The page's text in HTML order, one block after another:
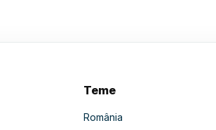
Teme
România